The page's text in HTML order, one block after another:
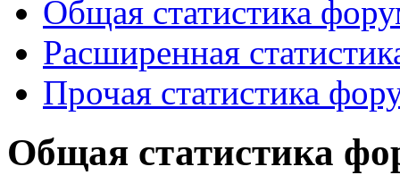
Общая статистика
Расширенная
Прочая статистика
Общая статистика